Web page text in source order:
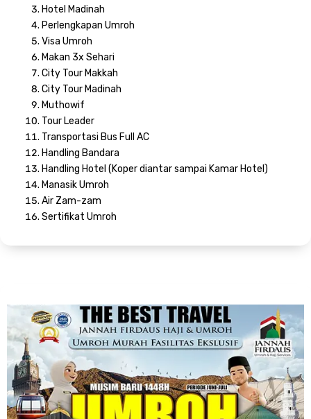
Hotel Madinah
Perlengkapan Umroh
Visa Umroh
Makan 3x Sehari
City Tour Makkah
City Tour Madinah
Muthowif
Tour Leader
Transportasi Bus Full AC
Handling Bandara
Handling Hotel (Koper diantar sampai Kamar Hotel)
Manasik Umroh
Air Zam-zam
Sertifikat Umroh